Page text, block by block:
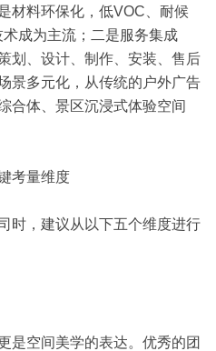
材料环保化，低VOC、耐候
成为主流；二是服务集成
划、设计、制作、安装、售后
景多元化，从传统的户外广告
合体、景区沉浸式体验空间
考量维度
时，建议从以下五个维度进行
是空间美学的表达。优秀的团